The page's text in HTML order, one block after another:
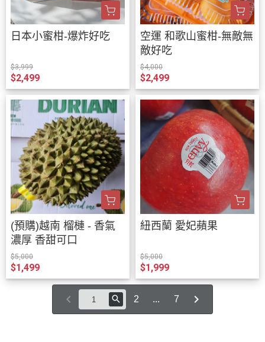
日本小蜜柑-爆炸好吃
$3,999
$2,499
空運 和歌山蜜柑-無敵無
敵好吃
$4,000
$2,499
(預購)越南 榴槤 - 香氣
濃厚 香甜可口
$5,000
$1,499
紐西蘭 愛妃蘋果
$5,000
$1,999
2 ... 7